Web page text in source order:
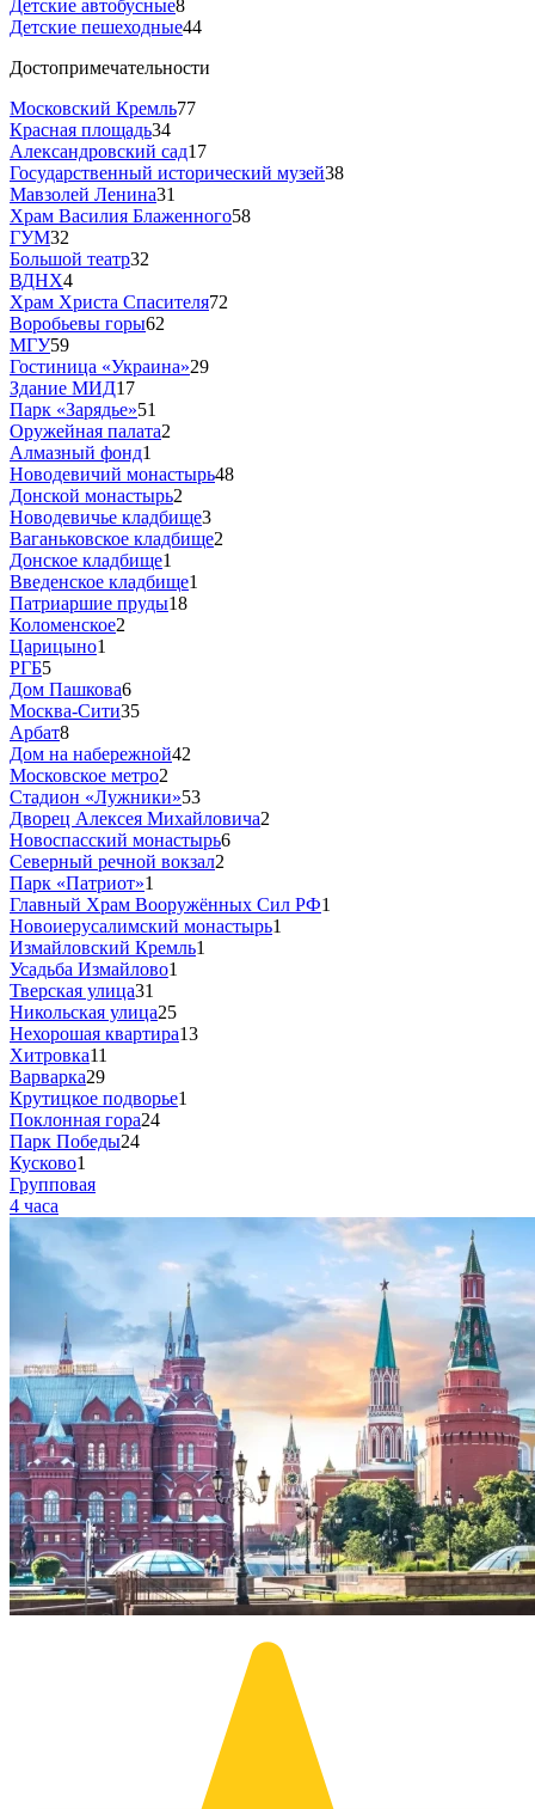
Детские автобусные8
Детские пешеходные44
Достопримечательности
Московский Кремль77
Красная площадь34
Александровский сад17
Государственный исторический музей38
Мавзолей Ленина31
Храм Василия Блаженного58
ГУМ32
Большой театр32
ВДНХ4
Храм Христа Спасителя72
Воробьевы горы62
МГУ59
Гостиница «Украина»29
Здание МИД17
Парк «Зарядье»51
Оружейная палата2
Алмазный фонд1
Новодевичий монастырь48
Донской монастырь2
Новодевичье кладбище3
Ваганьковское кладбище2
Донское кладбище1
Введенское кладбище1
Патриаршие пруды18
Коломенское2
Царицыно1
РГБ5
Дом Пашкова6
Москва-Сити35
Арбат8
Дом на набережной42
Московское метро2
Стадион «Лужники»53
Дворец Алексея Михайловича2
Новоспасский монастырь6
Северный речной вокзал2
Парк «Патриот»1
Главный Храм Вооружённых Сил РФ1
Новоиерусалимский монастырь1
Измайловский Кремль1
Усадьба Измайлово1
Тверская улица31
Никольская улица25
Нехорошая квартира13
Хитровка11
Варварка29
Крутицкое подворье1
Поклонная гора24
Парк Победы24
Кусково1
Групповая
4 часа